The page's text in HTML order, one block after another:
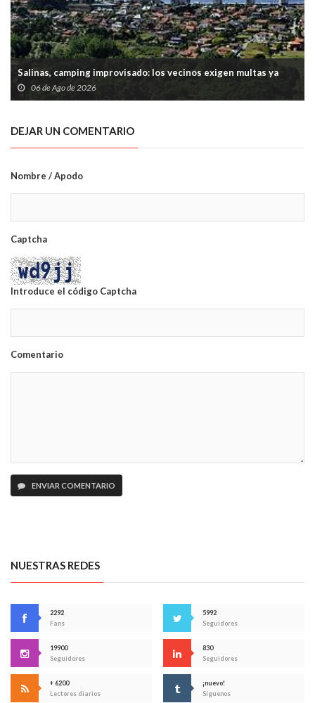
Salinas, camping improvisado: los vecinos exigen multas ya
06 de Ago de 2026
DEJAR UN COMENTARIO
Nombre / Apodo
Captcha
Introduce el código Captcha
Comentario
ENVIAR COMENTARIO
NUESTRAS REDES
2292
Fans
5992
Seguidores
19900
Seguidores
830
Seguidores
+ 6200
Lectores diarios
¡nuevo!
Síguenos